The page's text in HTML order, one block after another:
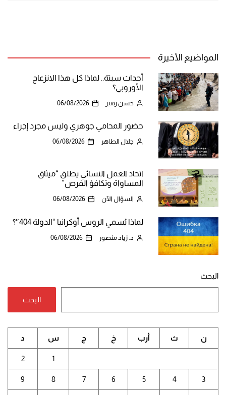
المواضيع الأخيرة
أحداث سبتة.. لماذا كل هذا الانزعاج
الأوروبي؟
حسن زهير 06/08/2026
حضور المحامي جوهري وليس مجرد إجراء
جلال الطاهر 06/08/2026
اتحاد العمل النسائي يطلق “ميثاق
المساواة وتكافؤ الفرص”
السؤال الآن 06/08/2026
لماذا يُسمي الروس أوكرانيا “الدولة 404″؟
د. زياد منصور 06/08/2026
البحث
البحث
ن ث أرب خ ج س د
1
2
3
4
5
6
7
8
9